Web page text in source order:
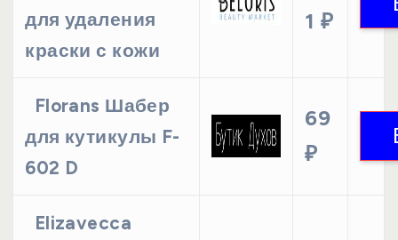
для удаления
краски с кожи
1 ₽
Florans Шабер
для кутикулы F-
602 D
69
₽
Elizavecca